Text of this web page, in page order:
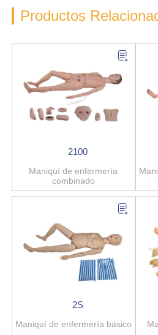
Productos
2100
Maniquí de enfermería
combinado
2S
Maniquí de enfermería básico